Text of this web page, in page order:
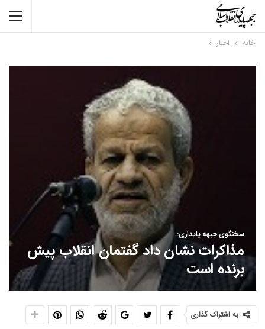
خانه اخبار
سخنگوی جبهه پایداری:
مذاکرات نشان داد گفتمان انقلاب پیش
برنده است
به اشتراک گذاری